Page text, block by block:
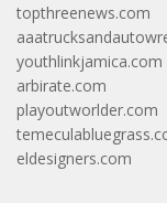
topthreenews.com
youthlinkjamica.com
arbirate.com
playoutworlder.com
eldesigners.com